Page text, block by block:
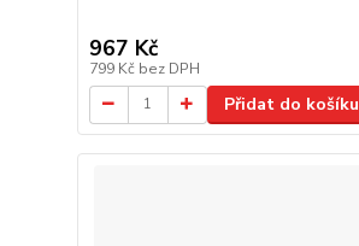
967 Kč
799 Kč bez DPH
Přidat do košíku